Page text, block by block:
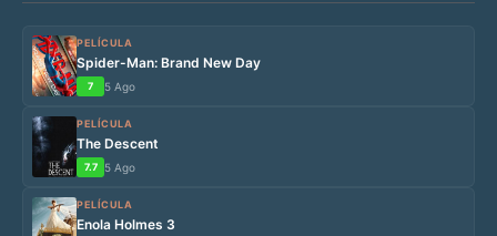
PELÍCULA
Spider-Man: Brand New Day
7 5 Ago
PELÍCULA
The Descent
7.7 5 Ago
PELÍCULA
Enola Holmes 3